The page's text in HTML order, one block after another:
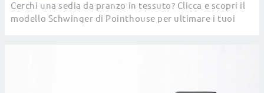
Cerchi una sedia da pranzo in tessuto? Clicca e scopri il
modello Schwinger di Pointhouse per ultimare i tuoi